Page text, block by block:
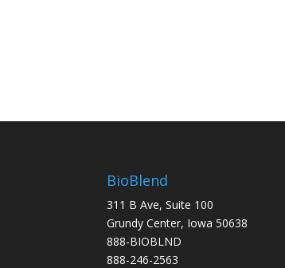
BioBlend
311 B Ave, Suite 100
Grundy Center, Iowa 50638
888-BIOBLND
888-246-2563